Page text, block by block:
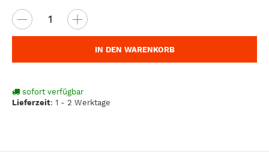
IN DEN WARENKORB
sofort verfügbar
Lieferzeit: 1 - 2 Werktage